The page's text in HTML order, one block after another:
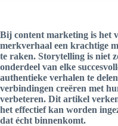
Bij content marketing is het
merkverhaal een krachtige
te raken. Storytelling is niet
onderdeel van elke
authentieke verhalen te
verbindingen creëren met
verbeteren. Dit artikel
het effectief kan worden
dat écht binnenkomt.